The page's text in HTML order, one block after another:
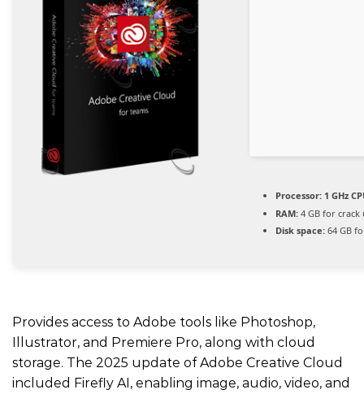
Processor: 1 GHz
RAM: 4 GB for crack
Disk space: 64 GB
Provides access to Adobe tools like Photoshop,
Illustrator, and Premiere Pro, along with cloud
storage. The 2025 update of Adobe Creative Cloud
included Firefly AI, enabling image, audio, video, and